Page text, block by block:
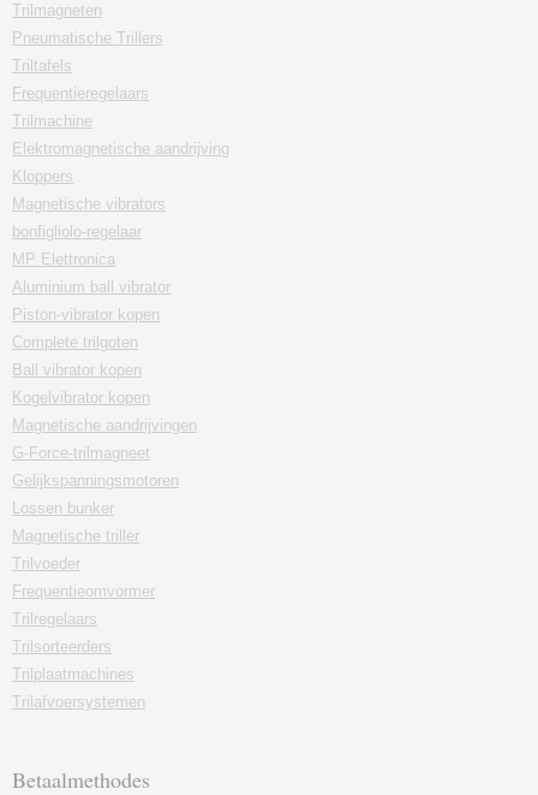
Trilmagneten
Pneumatische Trillers
Triltafels
Frequentieregelaars
Trilmachine
Elektromagnetische aandrijving
Kloppers
Magnetische vibrators
bonfigliolo-regelaar
MP Elettronica
Aluminium ball vibrator
Piston-vibrator kopen
Complete trilgoten
Ball vibrator kopen
Kogelvibrator kopen
Magnetische aandrijvingen
G-Force-trilmagneet
Gelijkspanningsmotoren
Lossen bunker
Magnetische triller
Trilvoeder
Frequentieomvormer
Trilregelaars
Trilsorteerders
Trilplaatmachines
Trilafvoersystemen
Betaalmethodes